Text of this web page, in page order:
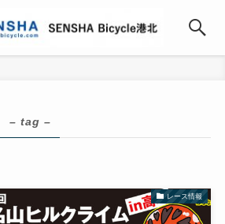
– tag –
レース情報